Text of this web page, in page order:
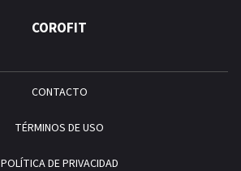
COROFIT
CONTACTO
TÉRMINOS DE USO
POLÍTICA DE PRIVACIDAD